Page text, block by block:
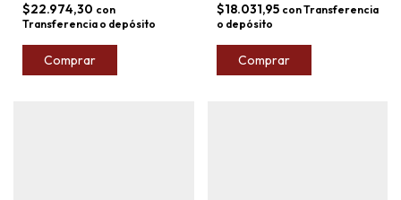
$22.974,30 con
Transferencia o depósito
Comprar
$18.031,95 conTransferencia
o depósito